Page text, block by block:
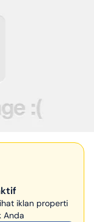
iklan properti
Anda